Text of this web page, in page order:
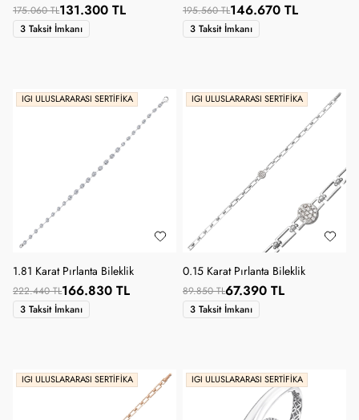
175.060 TL131.300 TL
3 Taksit İmkanı
195.560 TL146.670 TL
3 Taksit İmkanı
IGI ULUSLARARASI SERTIFIKA
1.81 Karat Pırlanta Bileklik
222.440 TL166.830 TL
3 Taksit İmkanı
IGI ULUSLARARASI SERTIFIKA
0.15 Karat Pırlanta Bileklik
89.850 TL67.390 TL
3 Taksit İmkanı
IGI ULUSLARARASI SERTIFIKA IGI ULUSLARARASI SERTIFIKA